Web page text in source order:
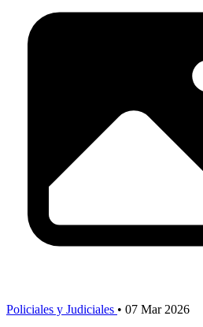
Policiales y Judiciales • 07 Mar 2026